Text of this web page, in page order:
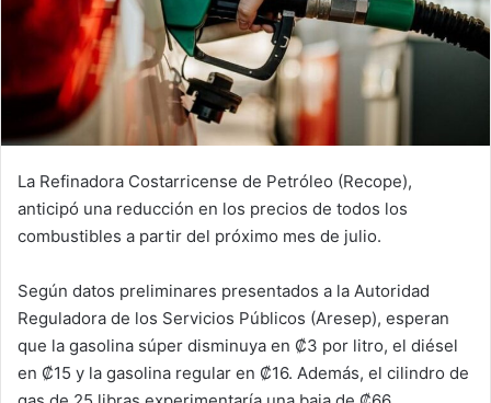
La Refinadora Costarricense de Petróleo (Recope),
anticipó una reducción en los precios de todos los
combustibles a partir del próximo mes de julio.
Según datos preliminares presentados a la Autoridad
Reguladora de los Servicios Públicos (Aresep), esperan
que la gasolina súper disminuya en ₡3 por litro, el diésel
en ₡15 y la gasolina regular en ₡16. Además, el cilindro de